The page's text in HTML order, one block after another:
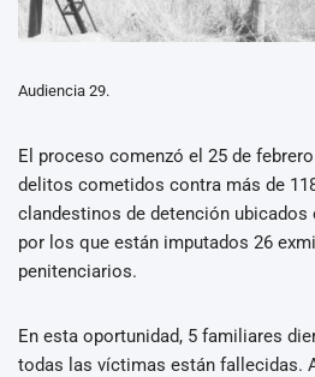
Audiencia 29.
El proceso comenzó el 25 de
delitos cometidos contra más de
clandestinos de detención ubicados
por los que están imputados 26
penitenciarios.
En esta oportunidad, 5 familiares
todas las víctimas están fallecidas.